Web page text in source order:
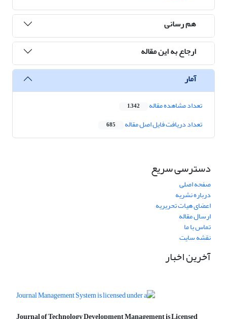
هم رسانی
ارجاع به این مقاله
آمار
تعداد مشاهده مقاله 1,342
تعداد دریافت فایل اصل مقاله 685
دسترسی سریع
صفحه اصلی
درباره نشریه
اعضای هیات تحریریه
ارسال مقاله
تماس با ما
نقشه سایت
آخرین اخبار